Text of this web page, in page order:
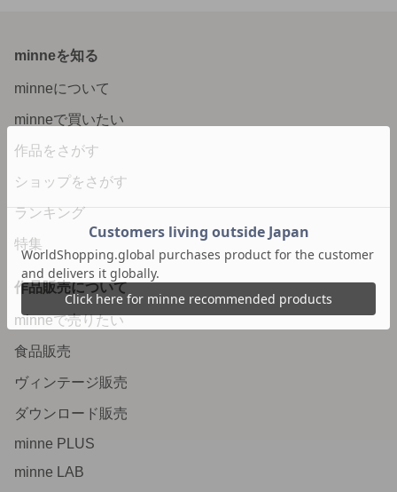
minneを知る
minneについて
minneで買いたい
作品をさがす
ショップをさがす
ランキング
特集
作品販売について
minneで売りたい
食品販売
ヴィンテージ販売
ダウンロード販売
minne PLUS
minne LAB